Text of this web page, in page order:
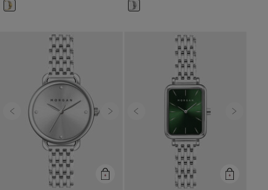
Previous Next Previous Next